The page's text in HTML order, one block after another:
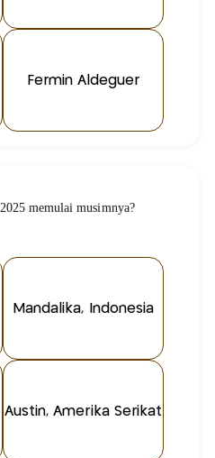
Fermin Aldeguer
memulai musimnya?
Mandalika, Indonesia
Austin, Amerika Serikat